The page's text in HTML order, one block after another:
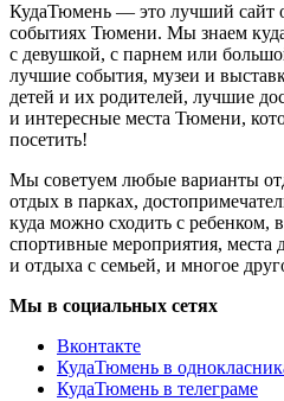
КудаТюмень — это лучший сайт
событиях Тюмени. Мы знаем
с девушкой, с парнем или
лучшие события, музеи и
детей и их родителей, лучшие
и интересные места Тюмени,
посетить!
Мы советуем любые варианты
отдых в парках,
куда можно сходить с ребенком,
спортивные мероприятия, места
и отдыха с семьей, и многое
Мы в социальных сетях
Вконтакте
КудаТюмень в
КудаТюмень в телеграме